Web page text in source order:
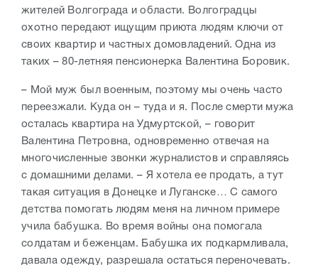
жителей Волгограда и области. Волгоградцы
охотно передают ищущим приюта людям ключи от
своих квартир и частных домовладений. Одна из
таких – 80-летняя пенсионерка Валентина Боровик.
– Мой муж был военным, поэтому мы очень часто
переезжали. Куда он – туда и я. После смерти мужа
осталась квартира на Удмуртской, – говорит
Валентина Петровна, одновременно отвечая на
многочисленные звонки журналистов и справляясь
с домашними делами. – Я хотела ее продать, а тут
такая ситуация в Донецке и Луганске… С самого
детства помогать людям меня на личном примере
учила бабушка. Во время войны она помогала
солдатам и беженцам. Бабушка их подкармливала,
давала одежду, разрешала остаться переночевать.